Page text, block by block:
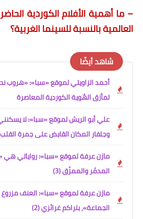
– ما أهمية الأفلام الكوردية
العالمية بالنسبة للسينما الغربية؟
شاهد أيضًا
أحمد الزاويتي لموقع «سبا»: «هروب
لمأزق الهُوية الكوردية المعاصرة
علي أبو الريش لموقع «سبا»: لا يسكنني
وجلفار المكان القابض على جمرة القلب
مازن عرفة لموقع «سبا»: رواياتي هي
المدمّر والممزّق (3)
مازن عرفة لموقع «سبا»: العنف
الجماعة»، بتراكم غرائزي (2)